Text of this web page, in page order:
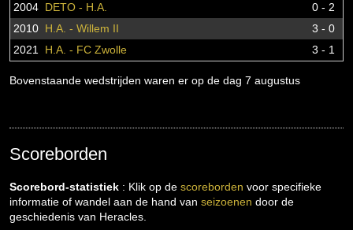
2004 DETO - H.A.
0 - 2
2010 H.A. - Willem II
3 - 0
2021 H.A. - FC Zwolle 3 - 1
Bovenstaande wedstrijden waren er op de dag 7 augustus
Scoreborden
Scorebord-statistiek : Klik op de scoreborden voor specifieke
informatie of wandel aan de hand van seizoenen door de
geschiedenis van Heracles.